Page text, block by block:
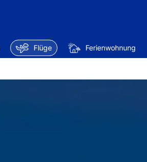
Flüge Ferienwohnung